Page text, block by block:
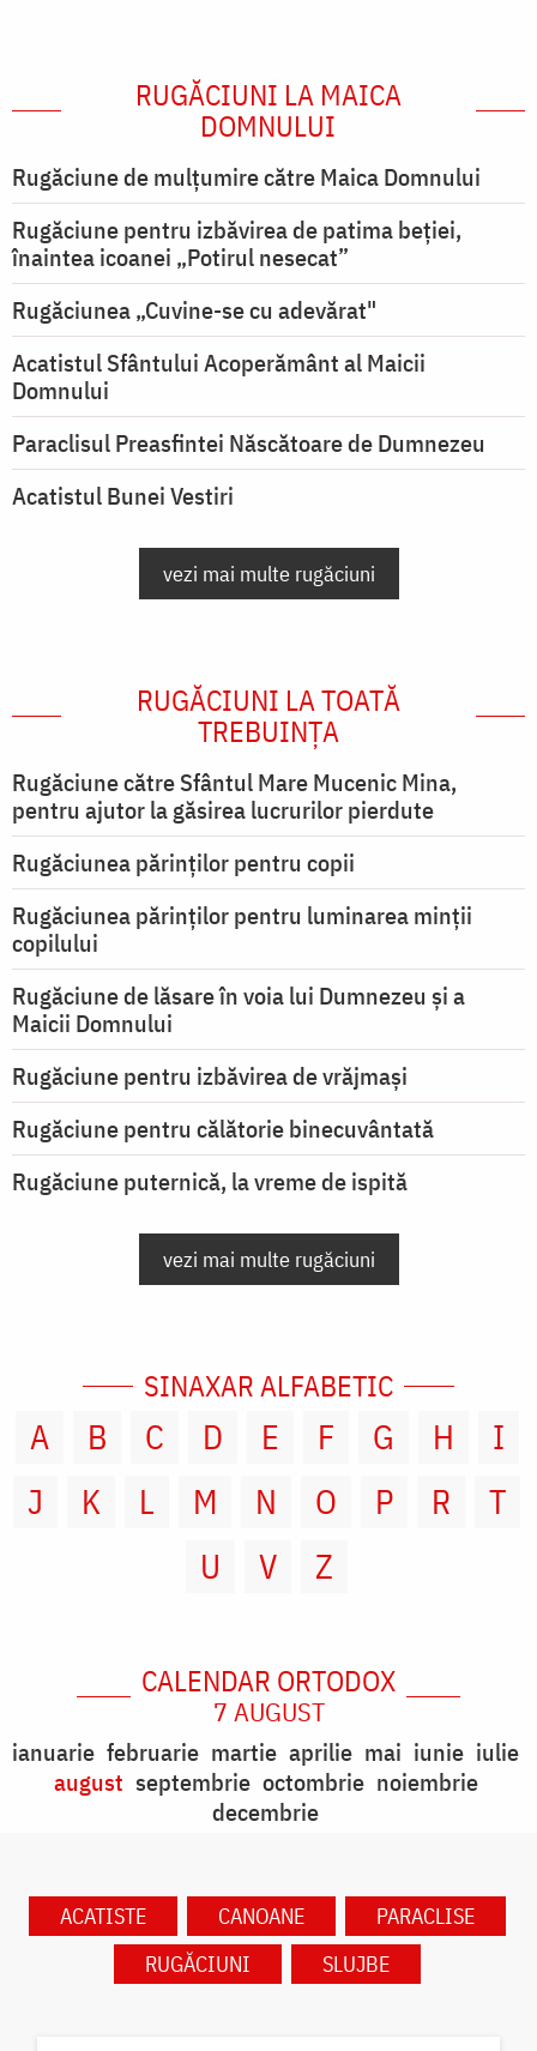
RUGĂCIUNI LA MAICA
DOMNULUI
Rugăciune de mulţumire către Maica Domnului
Rugăciune pentru izbăvirea de patima beției,
înaintea icoanei „Potirul nesecat”
Rugăciunea „Cuvine-se cu adevărat"
Acatistul Sfântului Acoperământ al Maicii
Domnului
Paraclisul Preasfintei Născătoare de Dumnezeu
Acatistul Bunei Vestiri
vezi mai multe rugăciuni
RUGĂCIUNI LA TOATĂ
TREBUINȚA
Rugăciune către Sfântul Mare Mucenic Mina,
pentru ajutor la găsirea lucrurilor pierdute
Rugăciunea părinților pentru copii
Rugăciunea părinților pentru luminarea minţii
copilului
Rugăciune de lăsare în voia lui Dumnezeu şi a
Maicii Domnului
Rugăciune pentru izbăvirea de vrăjmași
Rugăciune pentru călătorie binecuvântată
Rugăciune puternică, la vreme de ispită
vezi mai multe rugăciuni
SINAXAR ALFABETIC
A B C D E F G H
I
J
K L M N O P R
T
U
V Z
CALENDAR ORTODOX
7 AUGUST
ianuarie februarie martie aprilie mai iunie iulie
august septembrie octombrie noiembrie
decembrie
ACATISTE CANOANE
PARACLISE
RUGĂCIUNI
SLUJBE